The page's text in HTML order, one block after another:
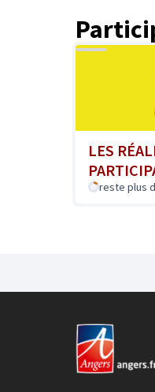
LES
reste plus